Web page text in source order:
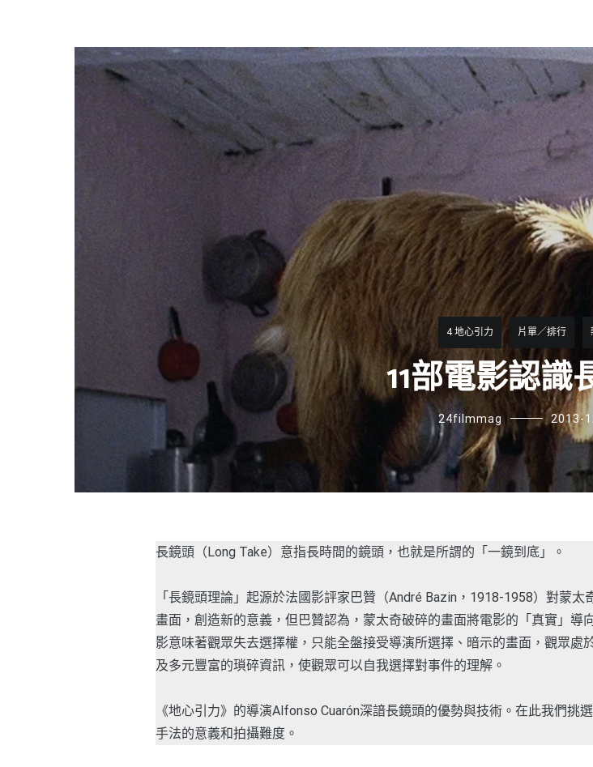
4 地心引力 片單／排行
11部電影認識
24filmmag 2013-
長鏡頭（Long Take）意指長時間的鏡頭，也就是所謂的「一鏡到底」。
「長鏡頭理論」起源於法國影評家巴贊（André Bazin，1918-1958）對蒙
畫面，創造新的意義，但巴贊認為，蒙太奇破碎的畫面將電影的「真實」
影意味著觀眾失去選擇權，只能全盤接受導演所選擇、暗示的畫面，觀眾
及多元豐富的瑣碎資訊，使觀眾可以自我選擇對事件的理解。
《地心引力》的導演Alfonso Cuarón深諳長鏡頭的優勢與技術。在此我們
手法的意義和拍攝難度。